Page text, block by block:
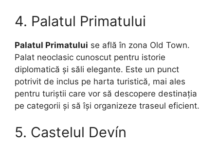
4. Palatul Primatului
Palatul Primatului se află în zona Old Town.
Palat neoclasic cunoscut pentru istorie
diplomatică și săli elegante. Este un punct
potrivit de inclus pe harta turistică, mai ales
pentru turiștii care vor să descopere destinația
pe categorii și să își organizeze traseul eficient.
5. Castelul Devín